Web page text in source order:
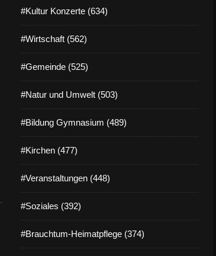
#Kultur Konzerte (634)
#Wirtschaft (562)
#Gemeinde (525)
#Natur und Umwelt (503)
#Bildung Gymnasium (489)
#Kirchen (477)
#Veranstaltungen (448)
#Soziales (392)
#Brauchtum-Heimatpflege (374)